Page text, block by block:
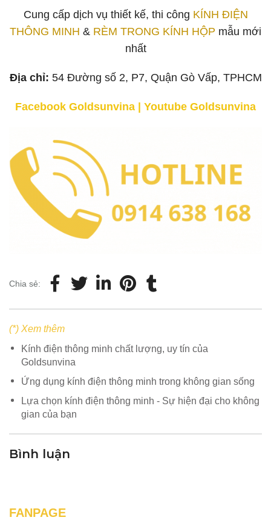
Cung cấp dịch vụ thiết kế, thi công KÍNH ĐIỆN
THÔNG MINH & RÈM TRONG KÍNH HỘP mẫu mới
nhất
Địa chỉ: 54 Đường số 2, P7, Quận Gò Vấp, TPHCM
Facebook Goldsunvina | Youtube Goldsunvina
Chia sẻ:
(*) Xem thêm
Kính điện thông minh chất lượng, uy tín của
Goldsunvina
Ứng dụng kính điện thông minh trong không gian sống
Lựa chọn kính điện thông minh - Sự hiện đại cho không
gian của bạn
Bình luận
FANPAGE